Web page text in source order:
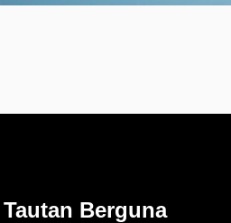
Tautan Berguna